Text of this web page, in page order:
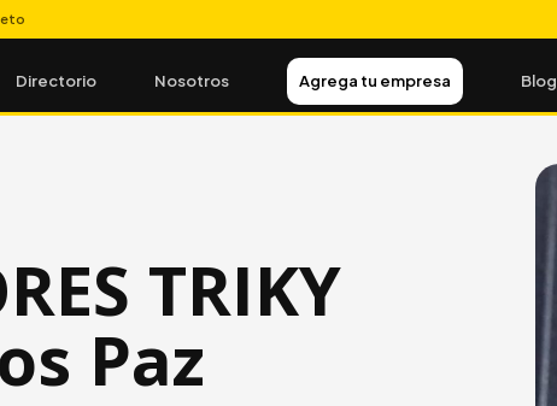
Directorio Nosotros Agrega tu empresa Blog
TRIKY
Paz